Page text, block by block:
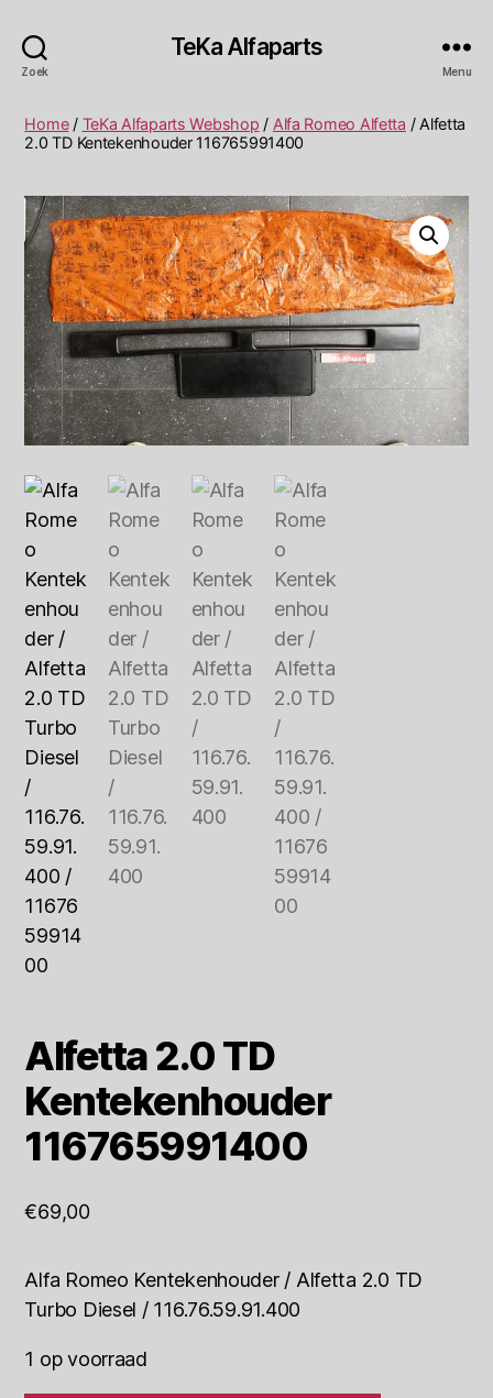
Zoek
TeKa Alfaparts
Menu
Home/ TeKa Alfaparts Webshop / Alfa Romeo Alfetta / Alfetta
2.0 TD Kentekenhouder 116765991400
Alfetta 2.0 TD
Kentekenhouder
116765991400
€69,00
Alfa Romeo Kentekenhouder / Alfetta 2.0 TD
Turbo Diesel / 116.76.59.91.400
1 op voorraad